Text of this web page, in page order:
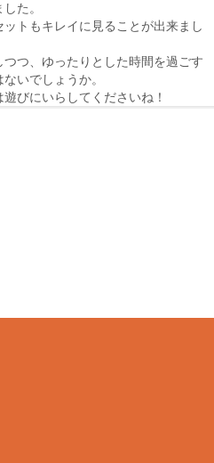
た。
トもキレイに見ることが出来まし
つ、ゆったりとした時間を過ごす
いでしょうか。
びにいらしてくださいね！